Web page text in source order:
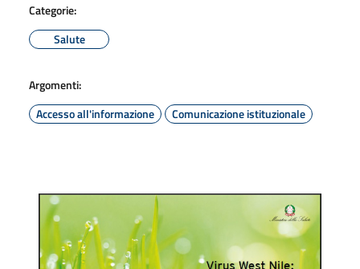
Categorie:
Salute
Argomenti:
Accesso all'informazione
Comunicazione istituzionale